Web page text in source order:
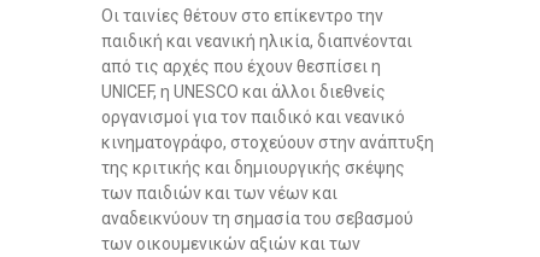
Οι ταινίες θέτουν στο επίκεντρο την
παιδική και νεανική ηλικία, διαπνέονται
από τις αρχές που έχουν θεσπίσει η
UNICEF, η UNESCO και άλλοι διεθνείς
οργανισμοί για τον παιδικό και νεανικό
κινηματογράφο, στοχεύουν στην ανάπτυξη
της κριτικής και δημιουργικής σκέψης
των παιδιών και των νέων και
αναδεικνύουν τη σημασία του σεβασμού
των οικουμενικών αξιών και των